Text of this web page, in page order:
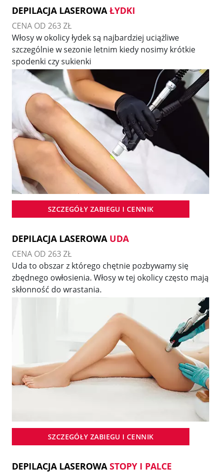
DEPILACJA LASEROWAŁYDKI
CENA OD 263 ZŁ
Włosy w okolicy łydek są najbardziej uciążliwe
szczególnie w sezonie letnim kiedy nosimy krótkie
spodenki czy sukienki
SZCZEGÓŁY ZABIEGU I CENNIK
DEPILACJA LASEROWA UDA
CENA OD 263 ZŁ
Uda to obszar z którego chętnie pozbywamy się
zbędnego owłosienia. Włosy w tej okolicy często mają
skłonność do wrastania.
SZCZEGÓŁY ZABIEGU I CENNIK
DEPILACJA LASEROWA STOPY I PALCE